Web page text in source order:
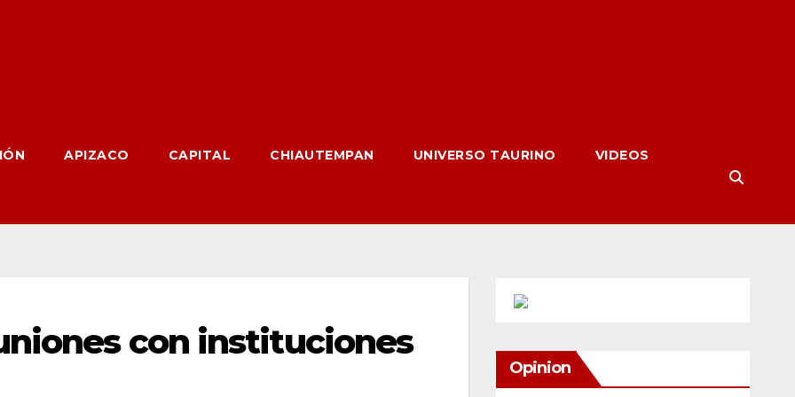
APIZACO CAPITAL CHIAUTEMPAN UNIVERSO TAURINO VIDEOS
con instituciones
Opinion